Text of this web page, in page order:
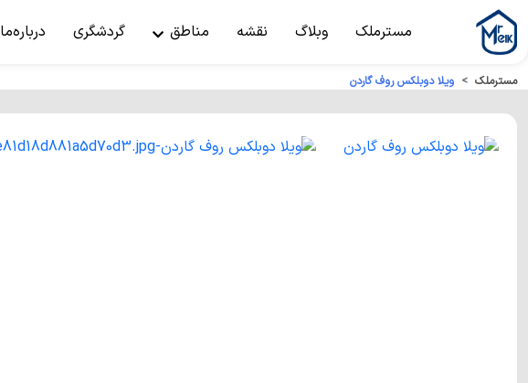
مسترملک وبلاگ نقشه مناطق گردشگری درباره‌ما
مسترملک ویلا دوبلکس روف گاردن